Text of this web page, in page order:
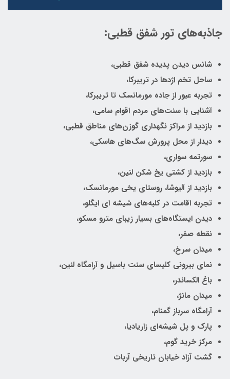
جاذبه‌های تور شفق قطبی:
شانس دیدن پدیده شفق قطبی،
ساحل تخم اژدها در تریبرکا،
تجربه عبور از جاده مورمانسک تا تریبرکا،
آشنایی با سنت‌های مردم اقوام سامی،
بازدید از مراکز نگهداری گوزن‌های مناطق قطبی،
دیدار از محل پرورش سگ‌های هاسکی،
سورتمه سواری،
بازدید از کشتی یخ شکن لنین،
بازدید از آلیوشا، روستای یخی مورمانسک،
تجربه اقامت در کلبه‌های شیشه ای ایگلو،
دیدن ایستگاه‌های بسیار زیبای مترو مسکو،
نقطه صفر،
میدان سرخ،
نمای بیرونی کلیسای سنت باسیل و آرامگاه لنین،
باغ الکساندر،
میدان مانژ،
آرامگاه سرباز گمنام،
پارک و پل شیشه‌‎ای زاریادیا،
مرکز خرید گوم،
گشت آزاد خیابان تاریخی آربات